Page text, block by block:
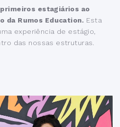
estagiários ao
da Rumos Education. Esta
experiência de estágio,
das nossas estruturas.